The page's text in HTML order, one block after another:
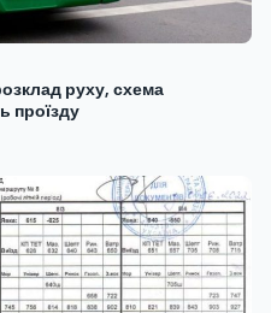
руху, схема
проїзду